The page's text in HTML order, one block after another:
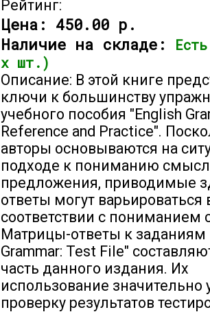
Рейтинг:
Цена: 450.00 р.
Наличие на складе:
х шт.)
Описание: В этой книге
ключи к большинству
учебного пособия "English
Reference and Practice".
авторы основываются на
подходе к пониманию
предложения, приводимые
ответы могут варьироваться
соответствии с пониманием
Матрицы-ответы к заданиям
Grammar: Test File"
часть данного издания. Их
использование значительно
проверку результатов